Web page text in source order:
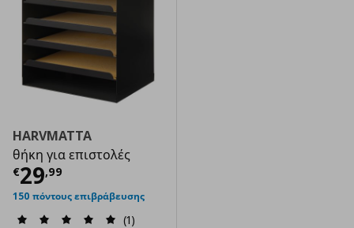
HARVMATTA
θήκη για επιστολές
€29,99
Τρέχουσα τιμή
150 πόντους επιβράβευσης
(1)